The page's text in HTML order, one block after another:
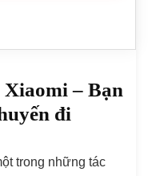
– Bạn
đi
trong những tác